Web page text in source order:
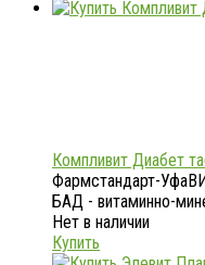
Компливит Диабет
Фармстандарт-
БАД - витаминно-
Нет в наличии
Купить